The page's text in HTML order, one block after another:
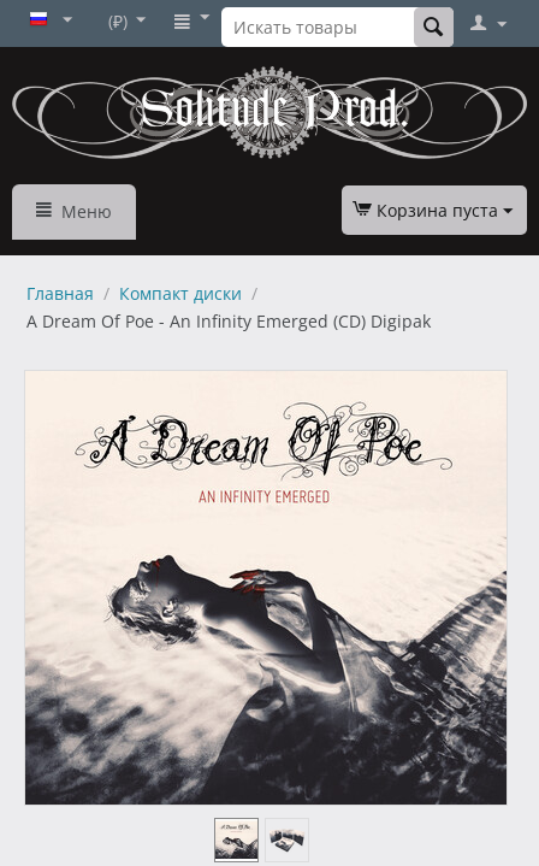
(₽)
Меню Корзина пуста
Главная / Компакт диски /
A Dream Of Poe - An Infinity Emerged (CD) Digipak